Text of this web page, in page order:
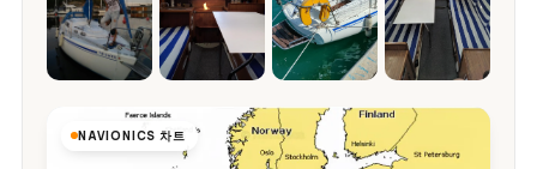
NAVIONICS 차트